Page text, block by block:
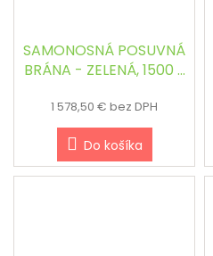
SAMONOSNÁ POSUVNÁ
BRÁNA - ZELENÁ, 1500 x
1 578,50 € bez DPH
Do košíka